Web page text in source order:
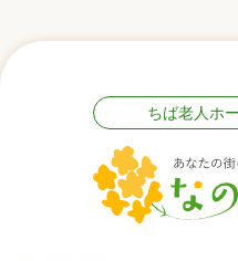
ちば老人ホ